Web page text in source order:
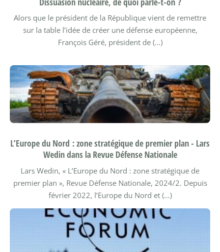
Alors que le président de la République vient de remettre
sur la table l’idée de créer une défense européenne,
François Géré, président de (…)
L’Europe du Nord : zone stratégique de premier plan - Lars
Wedin dans la Revue Défense Nationale
Lars Wedin, « L’Europe du Nord : zone stratégique de
premier plan », Revue Défense Nationale, 2024/2. Depuis
février 2022, l’Europe du Nord et (…)